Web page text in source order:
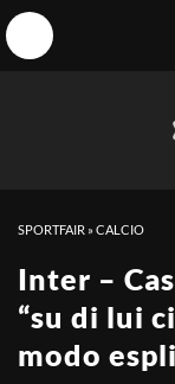
SPORTFAIR »CALCIO
Inter –
“su di lui
modo